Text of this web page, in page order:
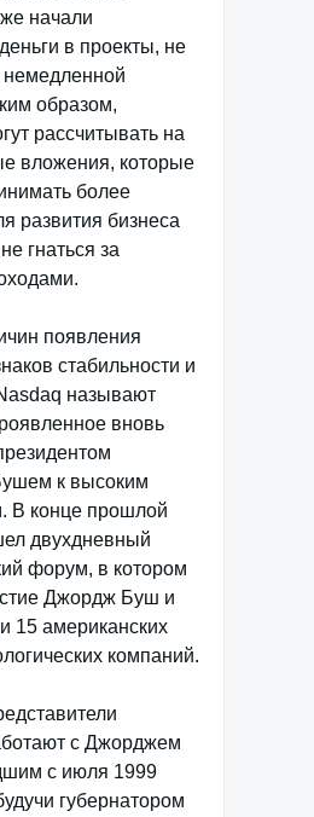
начали
в проекты, не
образом,
рассчитывать на
вложения, которые
более
развития бизнеса
гнаться за
появления
стабильности и
называют
вновь
к высоким
В конце прошлой
двухдневный
форум, в котором
Джордж Буш и
15 американских
компаний.
с Джорджем
с июля 1999
губернатором